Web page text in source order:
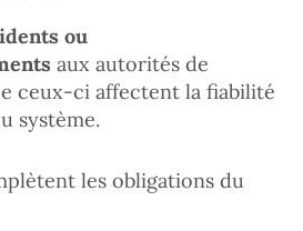
ou
aux autorités de
ceux-ci affectent la fiabilité
système.
les obligations du